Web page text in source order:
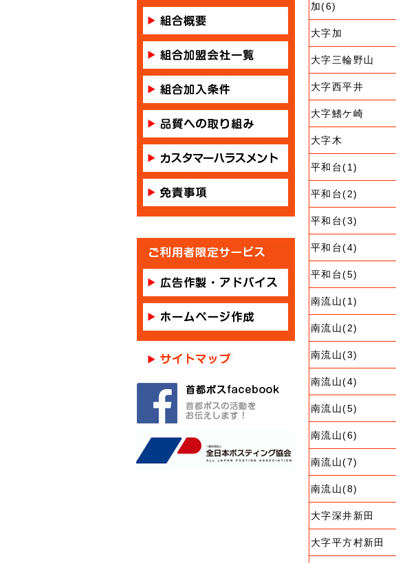
加(6)
大字加
大字三輪野山
大字西平井
大字鰭ケ崎
大字木
平和台(1)
平和台(2)
平和台(3)
平和台(4)
平和台(5)
南流山(1)
南流山(2)
南流山(3)
南流山(4)
南流山(5)
南流山(6)
南流山(7)
南流山(8)
大字深井新田
大字平方村新田